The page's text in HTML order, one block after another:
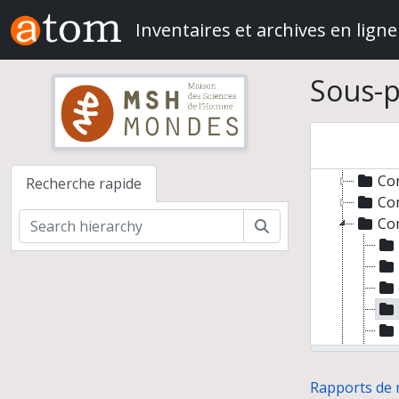
Skip to main content
Inventaires et archives en ligne
Recherche rapide
Rechercher
Sous-
Rapports de